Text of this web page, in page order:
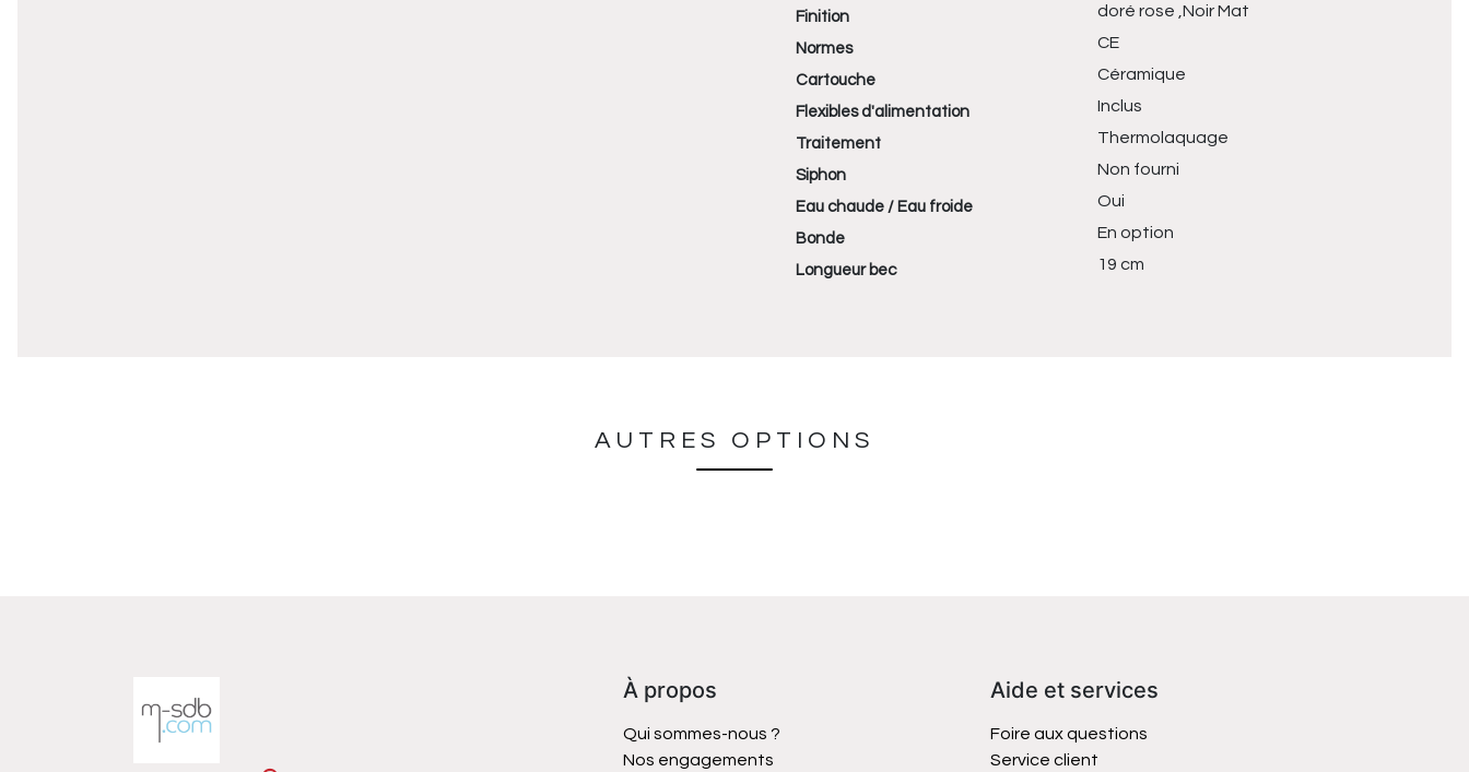
Finition doré rose ,Noir Mat
Normes CE
Cartouche Céramique
Flexibles d'alimentation Inclus
Traitement Thermolaquage
Siphon Non fourni
Eau chaude / Eau froide Oui
Bonde En option
Longueur bec 19 cm
AUTRES OPTIONS
À propos
Qui sommes-nous ?
Nos engagements
Aide et services
Foire aux questions
Service client